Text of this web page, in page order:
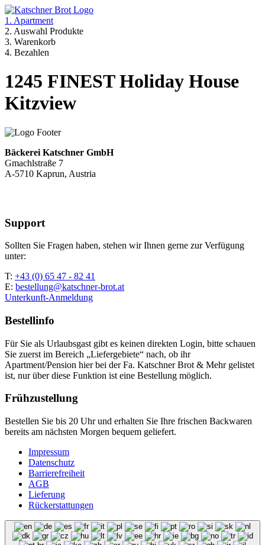
1. Apartment
2. Auswahl Produkte
3. Warenkorb
4. Bezahlen
1245 FINEST Holiday House
Kitzview
Bäckerei Katschner GmbH
Gmachlstraße 7
A-5710 Kaprun, Austria
Support
Sollten Sie Fragen haben, stehen wir Ihnen gerne zur Verfügung
unter:
T: +43 (0) 65 47 - 82 41
E: bestellung@katschner-brot.at
Unterkunft-Anmeldung
Bestellinfo
Für Sie als Urlaubsgast gibt es keinen direkten Login, bitte schauen
Sie zuerst im Bereich „Liefergebiete“ nach, ob ihr
Apartment/Pension hier bei der Fa. Katschner Brot & Mehr gelistet
ist, nur über diese Funktion ist eine Bestellung möglich.
Frühzustellung
Bestellen Sie bis 20 Uhr und erhalten Sie Ihre frischen Backwaren
bereits am nächsten Morgen bequem geliefert.
Impressum
Datenschutz
Barrierefreiheit
AGB
Lieferung
Rückerstattungen